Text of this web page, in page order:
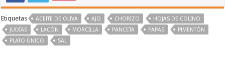
Etiquetas ACEITE DE OLIVA AJO CHORIZO
HOJAS DE COLINO
JUDÍAS
LACÓN MORCILLA PANCETA PAPAS
PIMENTÓN
PLATO ÚNICO
SAL